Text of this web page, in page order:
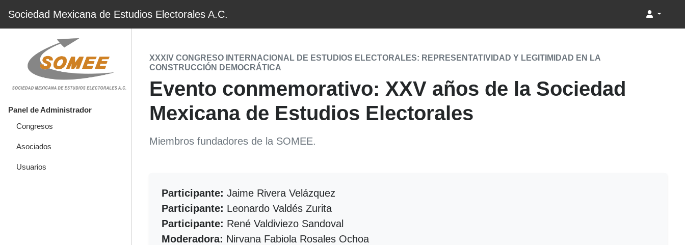
Sociedad Mexicana de Estudios Electorales A.C.
Panel de Administrador
Congresos
Asociados
Usuarios
XXXIV CONGRESO INTERNACIONAL DE ESTUDIOS ELECTORALES: REPRESENTATIVIDAD Y LEGITIMIDAD EN LA
CONSTRUCCIÓN DEMOCRÁTICA
Evento conmemorativo: XXV años de la Sociedad
Mexicana de Estudios Electorales
Miembros fundadores de la SOMEE.
Participante: Jaime Rivera Velázquez
Participante: Leonardo Valdés Zurita
Participante: René Valdiviezo Sandoval
Moderadora: Nirvana Fabiola Rosales Ochoa